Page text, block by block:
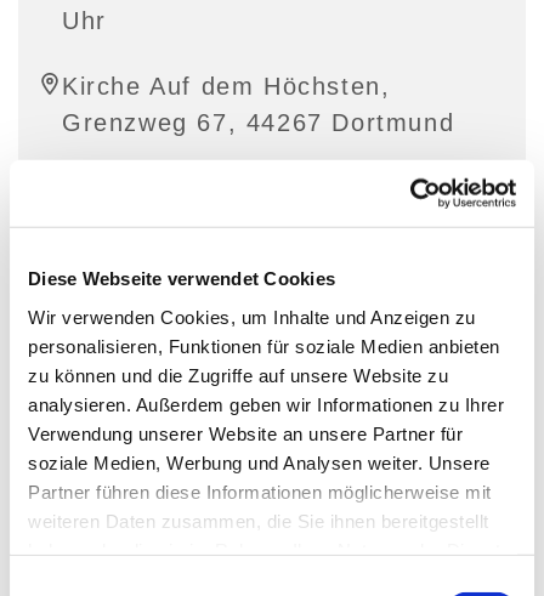
Diese Webseite verwendet Cookies
Wir verwenden Cookies, um Inhalte und Anzeigen zu
personalisieren, Funktionen für soziale Medien anbieten
zu können und die Zugriffe auf unsere Website zu
analysieren. Außerdem geben wir Informationen zu Ihrer
Verwendung unserer Website an unsere Partner für
soziale Medien, Werbung und Analysen weiter. Unsere
Partner führen diese Informationen möglicherweise mit
weiteren Daten zusammen, die Sie ihnen bereitgestellt
Uhr
Kirche Auf dem Höchsten,
Grenzweg 67, 44267 Dortmund